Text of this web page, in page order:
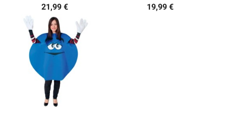
21,99 € 19,99 €